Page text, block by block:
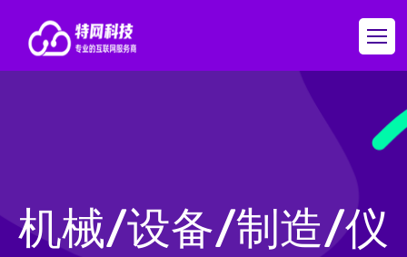
机械/设备/制造/仪